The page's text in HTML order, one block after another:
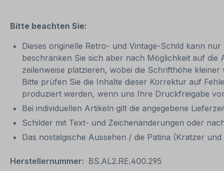
Bitte beachten Sie:
Dieses originelle Retro- und Vintage-Schild kann
beschränken Sie sich aber nach Möglichkeit auf
zeilenweise platzieren, wobei die Schrifthöhe
Bitte prüfen Sie die Inhalte dieser Korrektur auf
produziert werden, wenn uns Ihre Druckfreigabe
Bei individuellen Artikeln gilt die angegebene
Schilder mit Text- und Zeichenänderungen oder
Das nostalgische Aussehen / die Patina (Kratzer
Herstellernummer: BS.AL2.RE.400.295